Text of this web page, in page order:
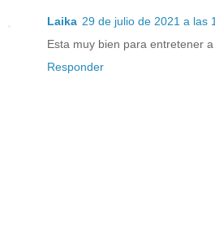
Laika 29 de julio de 2021 a las
Esta muy bien para entretener a
Responder